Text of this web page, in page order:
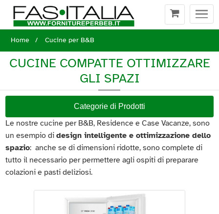
Home
Cucine per B&B
CUCINE COMPATTE OTTIMIZZARE
GLI SPAZI
Categorie di Prodotti
Le nostre cucine per B&B, Residence e Case Vacanze, sono
un esempio didesign intelligente e ottimizzazione dello
spazio: anche se di dimensioni ridotte, sono complete di
tutto il necessario per permettere agli ospiti di preparare
colazioni e pasti deliziosi.